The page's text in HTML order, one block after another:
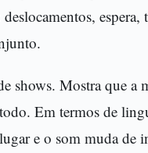
espera,
shows. Mostra que a
Em termos de
e o som muda de